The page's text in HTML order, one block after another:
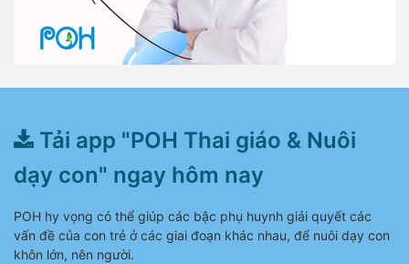
Tải app "POH Thai giáo & Nuôi
dạy con" ngay hôm nay
POH hy vọng có thể giúp các bậc phụ huynh giải quyết các
vấn đề của con trẻ ở các giai đoạn khác nhau, để nuôi dạy con
khôn lớn, nên người.